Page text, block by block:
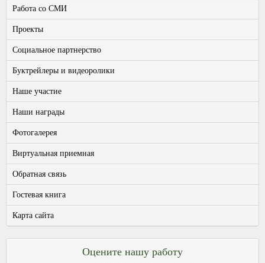
Работа со СМИ
Проекты
Социальное партнерство
Буктрейлеры и видеоролики
Наше участие
Наши награды
Фотогалерея
Виртуальная приемная
Обратная связь
Гостевая книга
Карта сайта
Оцените нашу работу